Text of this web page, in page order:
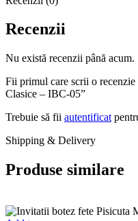
Recenzii
Nu există recenzii până acum.
Fii primul care scrii o
Clasice – IBC-05”
Trebuie să fii autentificat
Shipping & Delivery
Produse similare